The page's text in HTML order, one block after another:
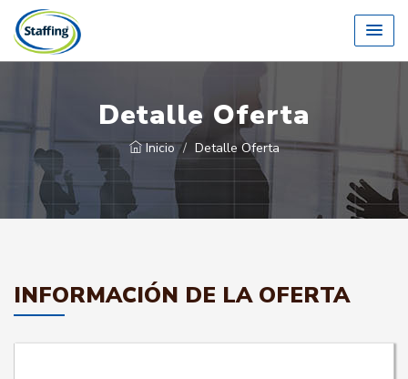
Detalle Oferta
Inicio Detalle Oferta
INFORMACIÓN DE LA OFERTA